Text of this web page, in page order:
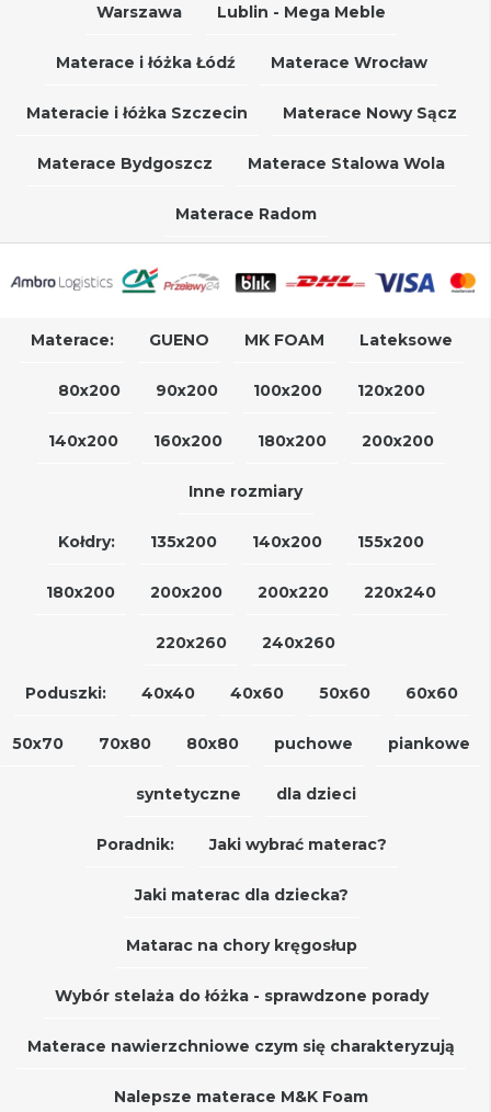
Warszawa Lublin - Mega Meble
Materace i łóżka Łódź Materace Wrocław
Materacie i łóżka Szczecin Materace Nowy Sącz
Materace Bydgoszcz Materace Stalowa Wola
Materace Radom
Materace: GUENO MK FOAM Lateksowe
80x200 90x200 100x200 120x200
140x200 160x200 180x200 200x200
Inne rozmiary
Kołdry: 135x200 140x200 155x200
180x200 200x200 200x220 220x240
220x260 240x260
Poduszki: 40x40 40x60 50x60 60x60
50x70 70x80 80x80 puchowe piankowe
syntetyczne dla dzieci
Poradnik: Jaki wybrać materac?
Jaki materac dla dziecka?
Matarac na chory kręgosłup
Wybór stelaża do łóżka - sprawdzone porady
Materace nawierzchniowe czym się charakteryzują
Nalepsze materace M&K Foam